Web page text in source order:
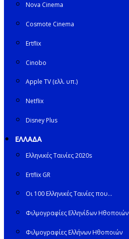
Nova Cinema
Cosmote Cinema
Ertflix
Cinobo
Apple TV (ελλ. υπ.)
Netflix
Disney Plus
ΕΛΛΑΔΑ
Ελληνικές Ταινίες 2020s
Ertflix GR
Οι 100 Ελληνικές Ταινίες που…
Φιλμογραφίες Ελληνίδων Ηθοποιών
Φιλμογραφίες Ελλήνων Ηθοποιών